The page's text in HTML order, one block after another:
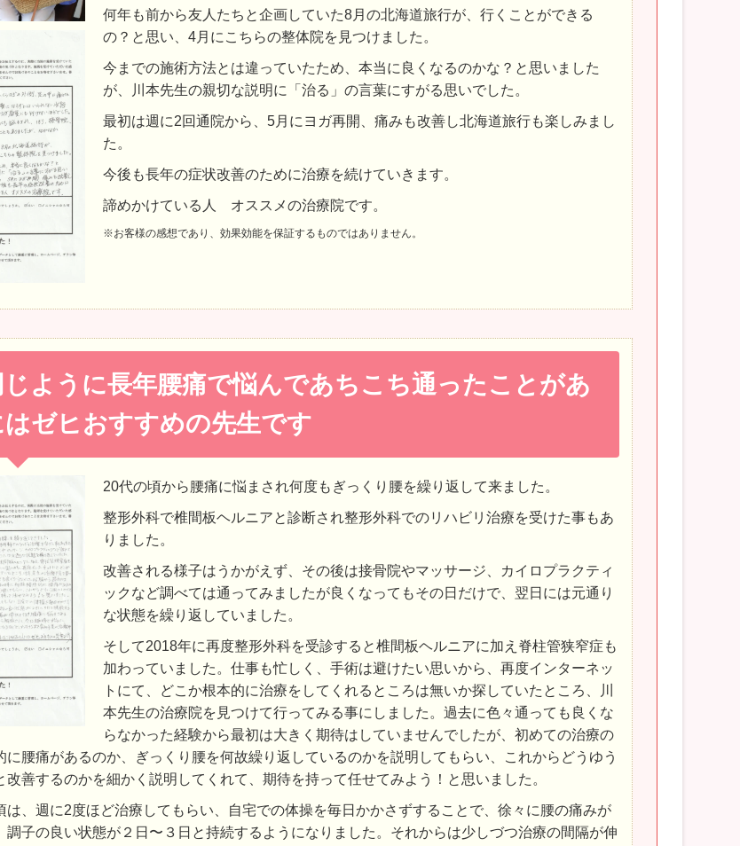
何年も前から友人たちと企画していた8月の北海道旅行が、行くことができる
の？と思い、4月にこちらの整体院を見つけました。
今までの施術方法とは違っていたため、本当に良くなるのかな？と思いました
が、川本先生の親切な説明に「治る」の言葉にすがる思いでした。
最初は週に2回通院から、5月にヨガ再開、痛みも改善し北海道旅行も楽しみまし
た。
今後も長年の症状改善のために治療を続けていきます。
諦めかけている人 オススメの治療院です。
※お客様の感想であり、効果効能を保証するものではありません。
ように長年腰痛で悩んであちこち通ったことがあ
はゼヒおすすめの先生です
20代の頃から腰痛に悩まされ何度もぎっくり腰を繰り返して来ました。
整形外科で椎間板ヘルニアと診断され整形外科でのリハビリ治療を受けた事もあ
りました。
改善される様子はうかがえず、その後は接骨院やマッサージ、カイロプラクティ
ックなど調べては通ってみましたが良くなってもその日だけで、翌日には元通り
な状態を繰り返していました。
そして2018年に再度整形外科を受診すると椎間板ヘルニアに加え脊柱管狭窄症も
加わっていました。仕事も忙しく、手術は避けたい思いから、再度インターネッ
トにて、どこか根本的に治療をしてくれるところは無いか探していたところ、川
本先生の治療院を見つけて行ってみる事にしました。過去に色々通っても良くな
らなかった経験から最初は大きく期待はしていませんでしたが、初めての治療の
に腰痛があるのか、ぎっくり腰を何故繰り返しているのかを説明してもらい、これからどうゆう
改善するのかを細かく説明してくれて、期待を持って任せてみよう！と思いました。
は、週に2度ほど治療してもらい、自宅での体操を毎日かかさずすることで、徐々に腰の痛みが
調子の良い状態が２日〜３日と持続するようになりました。それからは少しづつ治療の間隔が伸